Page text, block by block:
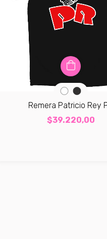
Remera Patricio Rey
$39.220,00